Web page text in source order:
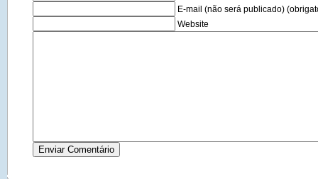
E-mail (não será publicado)
Website